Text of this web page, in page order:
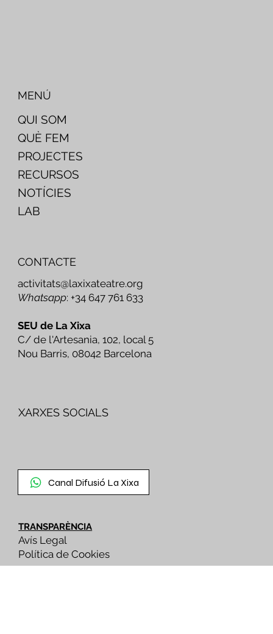
QUI SOM
QUÈ FEM
PROJECTES
RECURSOS
NOTÍCIES
LAB
MENÚ
CONTACTE
activitats@laxixateatre.org
Whatsapp: +34 647 761 633
SEU de La Xixa
C/ de l'Artesania, 102, local 5
Nou Barris, 08042 Barcelona
XARXES SOCIALS
Canal Difusió La Xixa
TRANSPARÈNCIA
Avís Legal
Política de Cookies